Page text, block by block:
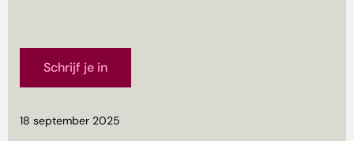
Schrijf je in
18 september 2025